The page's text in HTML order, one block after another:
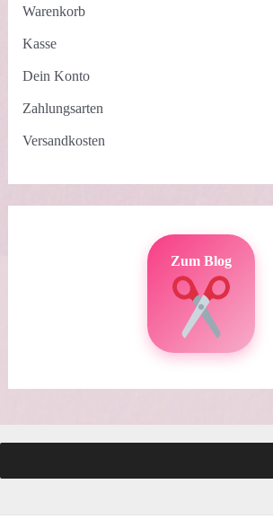
Warenkorb
Kasse
Dein Konto
Zahlungsarten
Versandkosten
Zum Blog